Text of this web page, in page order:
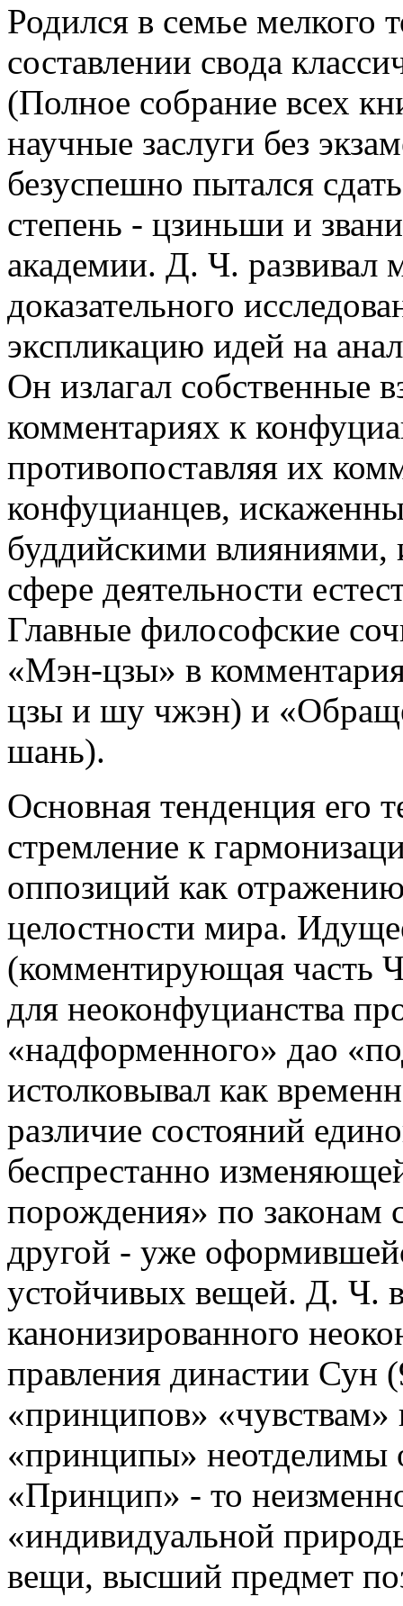
Родился в семье мелкого
составлении свода
(Полное собрание всех
научные заслуги без
безуспешно пытался
степень - цзиньши и
академии. Д. Ч. развивал
доказательного
экспликацию идей на
Он излагал собственные
комментариях к
противопоставляя их
конфуцианцев,
буддийскими влияниями,
сфере деятельности
Главные философские
«Мэн-цзы» в
цзы и шу чжэн) и
шань).
Основная тенденция его
стремление к
оппозиций как
целостности мира.
(комментирующая часть
для неоконфуцианства
«надформенного» дао
истолковывал как
различие состояний
беспрестанно
порождения» по законам
другой - уже
устойчивых вещей. Д. Ч.
канонизированного
правления династии Сун
«принципов»
«принципы» неотделимы
«Принцип» - то
«индивидуальной
вещи, высший предмет